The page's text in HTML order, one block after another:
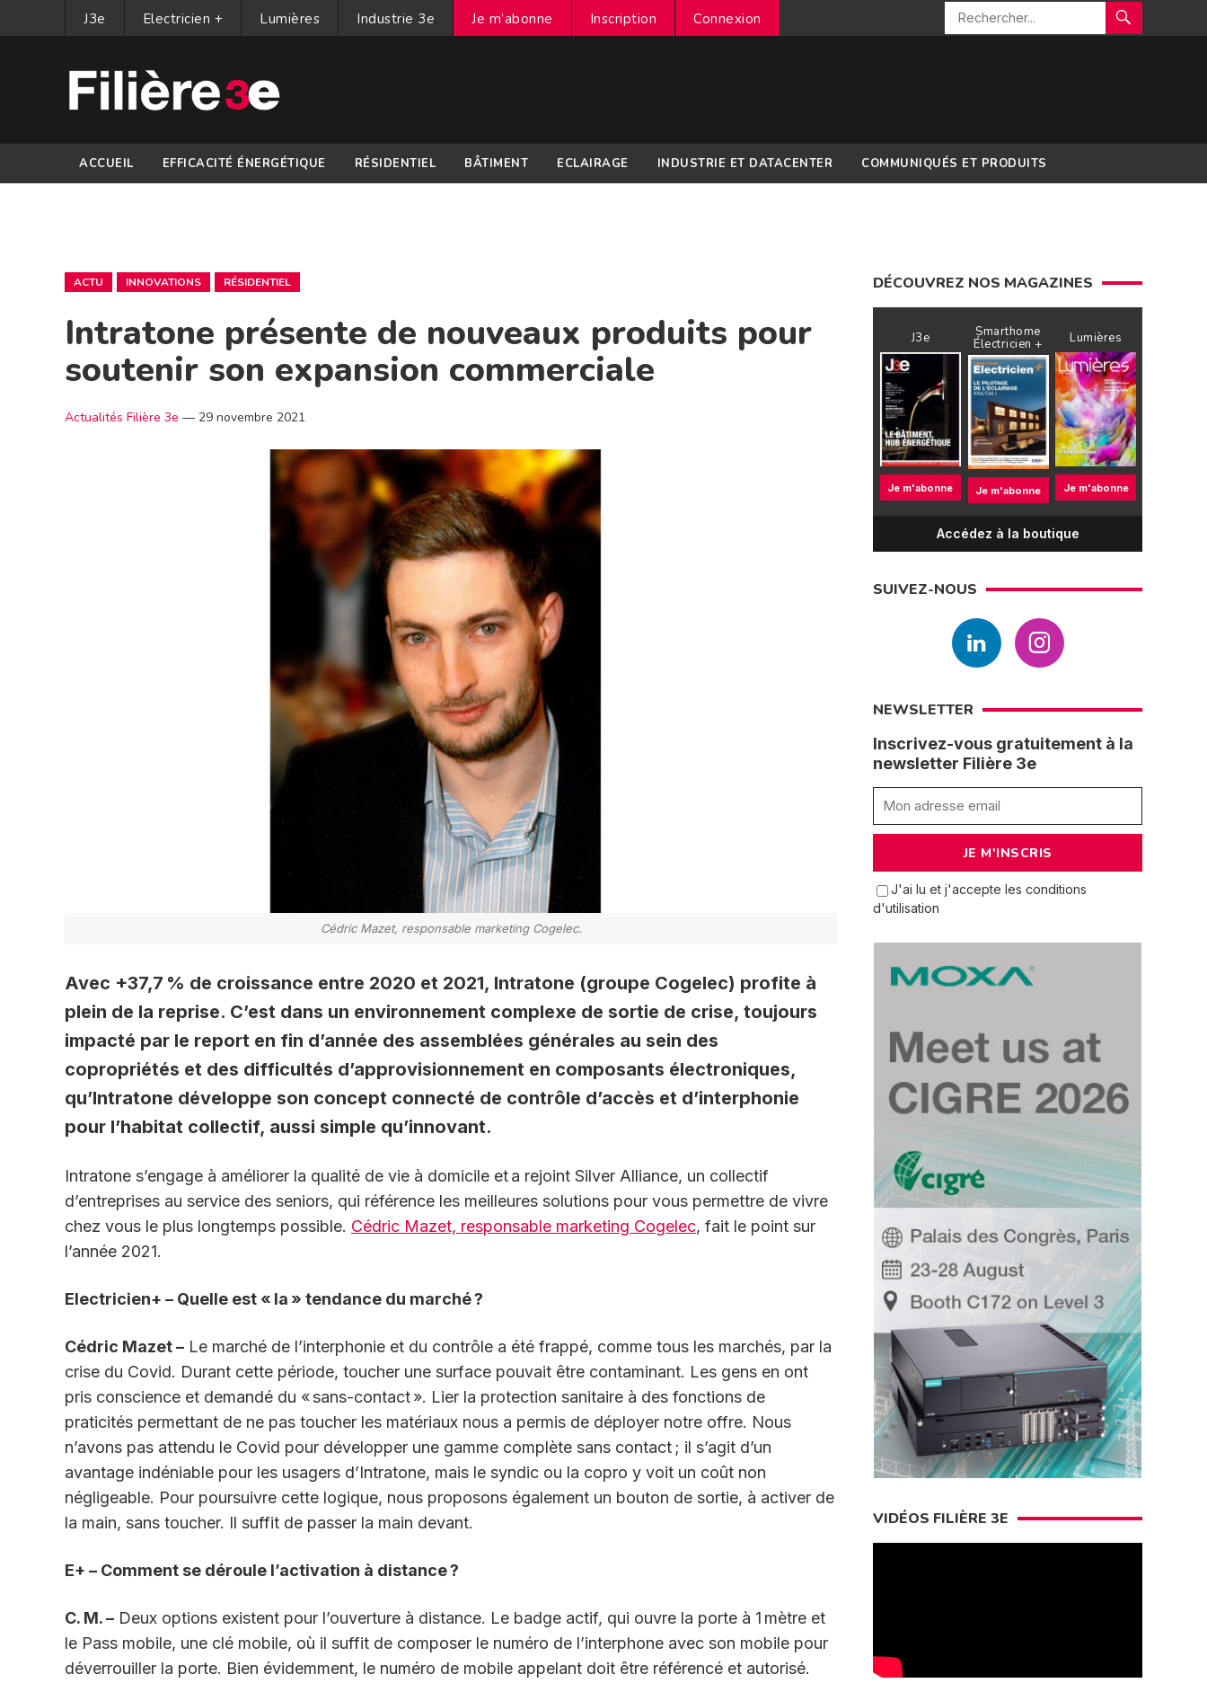
J3e Electricien + Lumières Industrie 3e Je m’abonne Inscription Connexion
ACCUEIL EFFICACITÉ ÉNERGÉTIQUE RÉSIDENTIEL BÂTIMENT ECLAIRAGE INDUSTRIE ET DATACENTER COMMUNIQUÉS ET PRODUITS
ACTU INNOVATIONS RÉSIDENTIEL
Intratone présente de nouveaux produits pour
soutenir son expansion commerciale
Actualités Filière 3e — 29 novembre 2021
Cédric Mazet, responsable marketing Cogelec.
Avec +37,7 % de croissance entre 2020 et 2021, Intratone (groupe Cogelec) profite à
plein de la reprise. C’est dans un environnement complexe de sortie de crise, toujours
impacté par le report en fin d’année des assemblées générales au sein des
copropriétés et des difficultés d’approvisionnement en composants électroniques,
qu’Intratone développe son concept connecté de contrôle d’accès et d’interphonie
pour l’habitat collectif, aussi simple qu’innovant.
Intratone s’engage à améliorer la qualité de vie à domicile et a rejoint Silver Alliance, un collectif
d’entreprises au service des seniors, qui référence les meilleures solutions pour vous permettre de vivre
chez vous le plus longtemps possible. Cédric Mazet, responsable marketing Cogelec, fait le point sur
l’année 2021.
Electricien+ – Quelle est « la » tendance du marché ?
Cédric Mazet – Le marché de l’interphonie et du contrôle a été frappé, comme tous les marchés, par la
crise du Covid. Durant cette période, toucher une surface pouvait être contaminant. Les gens en ont
pris conscience et demandé du « sans-contact ». Lier la protection sanitaire à des fonctions de
praticités permettant de ne pas toucher les matériaux nous a permis de déployer notre offre. Nous
n’avons pas attendu le Covid pour développer une gamme complète sans contact ; il s’agit d’un
avantage indéniable pour les usagers d’Intratone, mais le syndic ou la copro y voit un coût non
négligeable. Pour poursuivre cette logique, nous proposons également un bouton de sortie, à activer de
la main, sans toucher. Il suffit de passer la main devant.
E+ – Comment se déroule l’activation à distance ?
C. M. – Deux options existent pour l’ouverture à distance. Le badge actif, qui ouvre la porte à 1 mètre et
le Pass mobile, une clé mobile, où il suffit de composer le numéro de l’interphone avec son mobile pour
déverrouiller la porte. Bien évidemment, le numéro de mobile appelant doit être référencé et autorisé.
DÉCOUVREZ NOS MAGAZINES
J3e
Je m'abonne
Smarthome
Électricien +
Je m'abonne
Lumières
Je m'abonne
Accédez à la boutique
SUIVEZ-NOUS
NEWSLETTER
Inscrivez-vous gratuitement à la
newsletter Filière 3e
J'ai lu et j'accepte les conditions
d'utilisation
VIDÉOS FILIÈRE 3E